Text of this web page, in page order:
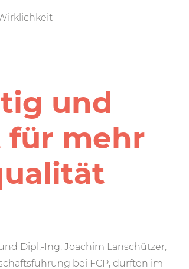
und
mehr
Dipl.-Ing. Joachim Lanschützer,
bei FCP, durften im